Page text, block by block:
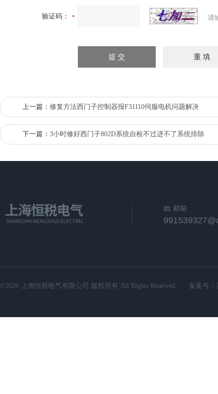
验证码： 请
上一篇： 修复方法西门子控制器报F31110伺服电机问题解决
下一篇： 3小时修好西门子802D系统自检不过进不了系统排除
邮箱
©2026 上海恒税电气有限公司 版权所有 All Rights Reserved. 备案号：